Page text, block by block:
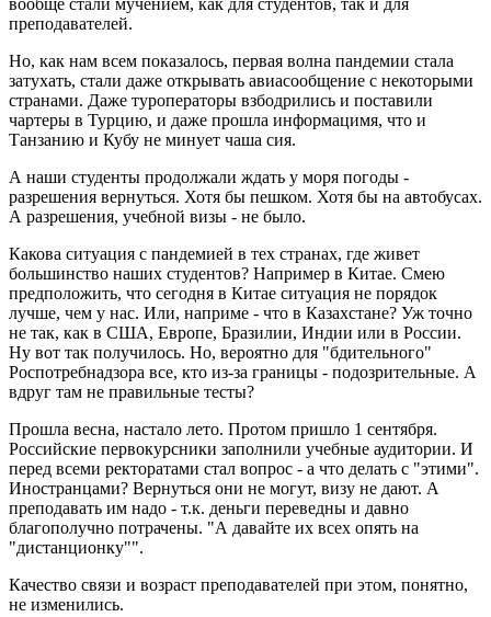
вообще стали мучением, как для студентов, так и для
преподавателей.
Но, как нам всем показалось, первая волна пандемии стала
затухать, стали даже открывать авиасообщение с некоторыми
странами. Даже туроператоры взбодрились и поставили
чартеры в Турцию, и даже прошла информацимя, что и
Танзанию и Кубу не минует чаша сия.
А наши студенты продолжали ждать у моря погоды -
разрешения вернуться. Хотя бы пешком. Хотя бы на автобусах.
А разрешения, учебной визы - не было.
Какова ситуация с пандемией в тех странах, где живет
большинство наших студентов? Например в Китае. Смею
предположить, что сегодня в Китае ситуация не порядок
лучше, чем у нас. Или, наприме - что в Казахстане? Уж точно
не так, как в США, Европе, Бразилии, Индии или в России.
Ну вот так получилось. Но, вероятно для "бдительного"
Роспотребнадзора все, кто из-за границы - подозрительные. А
вдруг там не правильные тесты?
Прошла весна, настало лето. Протом пришло 1 сентября.
Российские первокурсники заполнили учебные аудитории. И
перед всеми ректоратами стал вопрос - а что делать с "этими".
Иностранцами? Вернуться они не могут, визу не дают. А
преподавать им надо - т.к. деньги переведны и давно
благополучно потрачены. "А давайте их всех опять на
"дистанционку"".
Качество связи и возраст преподавателей при этом, понятно,
не изменились.